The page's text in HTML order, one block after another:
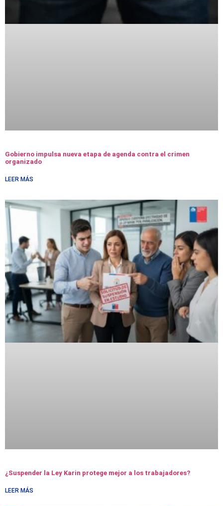
Gobierno impulsa nueva etapa de agenda contra el crimen
organizado
LEER MÁS
¿Suspender la Ley Karin protege mejor a los trabajadores?
LEER MÁS